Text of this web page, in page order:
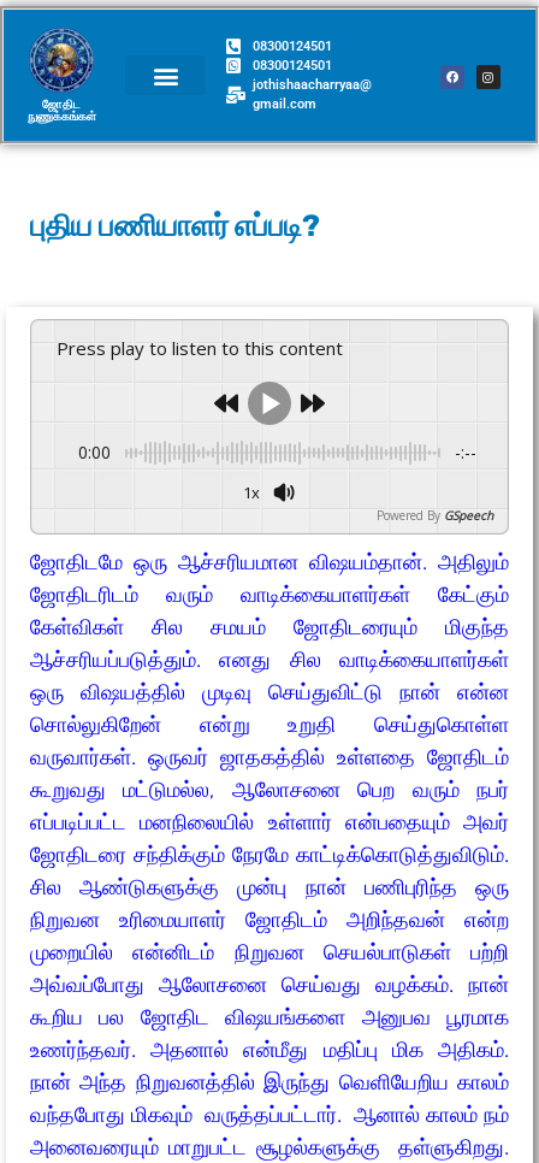
ஜோதிட
நுணுக்கங்கள்​
08300124501
08300124501
jothishaacharryaa@
gmail.com
புதிய பணியாளர் எப்படி?
Press play to listen to this content
0:00 -:--
1x
Powered By GSpeech
ஜோதிடமே ஒரு ஆச்சரியமான விஷயம்தான். அதிலும்
ஜோதிடரிடம் வரும் வாடிக்கையாளர்கள் கேட்கும்
கேள்விகள் சில சமயம் ஜோதிடரையும் மிகுந்த
ஆச்சரியப்படுத்தும். எனது சில வாடிக்கையாளர்கள்
ஒரு விஷயத்தில் முடிவு செய்துவிட்டு நான் என்ன
சொல்லுகிறேன் என்று உறுதி செய்துகொள்ள
வருவார்கள். ஒருவர் ஜாதகத்தில் உள்ளதை ஜோதிடம்
கூறுவது மட்டுமல்ல, ஆலோசனை பெற வரும் நபர்
எப்படிப்பட்ட மனநிலையில் உள்ளார் என்பதையும் அவர்
ஜோதிடரை சந்திக்கும் நேரமே காட்டிக்கொடுத்துவிடும்.
சில ஆண்டுகளுக்கு முன்பு நான் பணிபுரிந்த ஒரு
நிறுவன உரிமையாளர் ஜோதிடம் அறிந்தவன் என்ற
முறையில் என்னிடம் நிறுவன செயல்பாடுகள் பற்றி
அவ்வப்போது ஆலோசனை செய்வது வழக்கம். நான்
கூறிய பல ஜோதிட விஷயங்களை அனுபவ பூரமாக
உணர்ந்தவர். அதனால் என்மீது மதிப்பு மிக அதிகம்.
நான் அந்த நிறுவனத்தில் இருந்து வெளியேறிய காலம்
வந்தபோது மிகவும் வருத்தப்பட்டார். ஆனால் காலம் நம்
அனைவரையும் மாறுபட்ட சூழல்களுக்கு தள்ளுகிறது.